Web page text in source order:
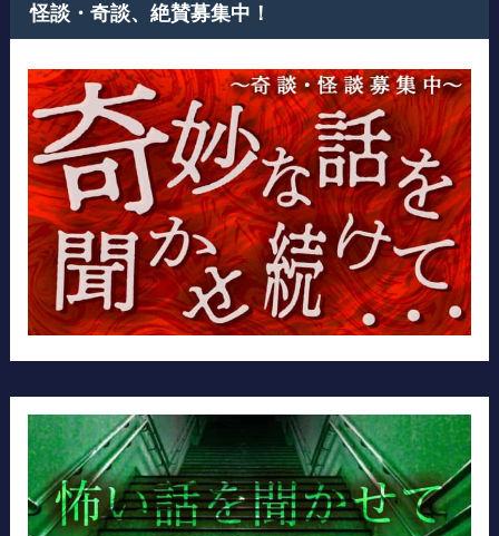
怪談・奇談、絶賛募集中！